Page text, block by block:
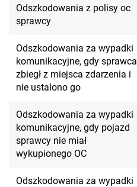
Odszkodowania z polisy oc
sprawcy
Odszkodowania za wypadki
komunikacyjne, gdy sprawca
zbiegł z miejsca zdarzenia i
nie ustalono go
Odszkodowania za wypadki
komunikacyjne, gdy pojazd
sprawcy nie miał
wykupionego OC
Odszkodowania za wypadki